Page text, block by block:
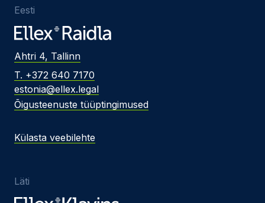
Eesti
Ahtri 4, Tallinn
T. +372 640 7170
estonia@ellex.legal
Õigusteenuste tüüptingimused
Külasta veebilehte
Läti